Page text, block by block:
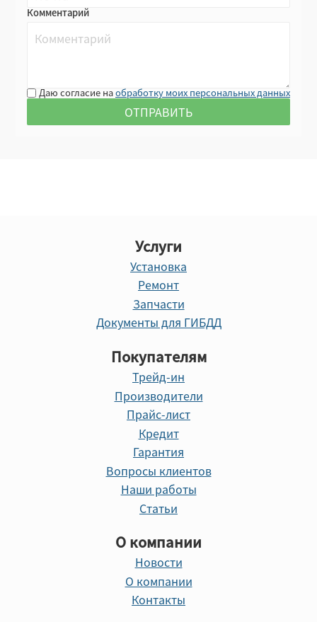
Комментарий
Даю согласие наобработку моих персональных данных
Услуги
Установка
Ремонт
Запчасти
Документы для ГИБДД
Покупателям
Трейд-ин
Производители
Прайс-лист
Кредит
Гарантия
Вопросы клиентов
Наши работы
Статьи
О компании
Новости
О компании
Контакты